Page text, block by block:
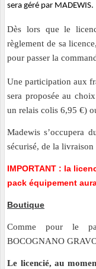
sera géré par MADEWIS.
Dès lors que le
règlement de sa
pour passer la
Une participation aux
sera proposée au
un relais colis 6,95 €)
Madewis s’occupera
sécurisé, de la
IMPORTANT : la
pack équipement
Boutique
Comme pour le
BOCOGNANO
Le licencié, au